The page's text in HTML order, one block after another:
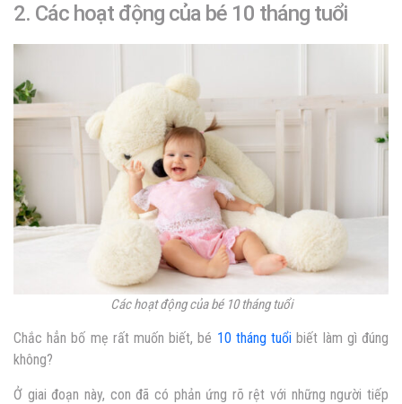
2. Các hoạt động của bé 10 tháng tuổi
Các hoạt động của bé 10 tháng tuổi
Chắc hẳn bố mẹ rất muốn biết, bé 10 tháng tuổi biết làm gì đúng
không?
Ở giai đoạn này, con đã có phản ứng rõ rệt với những người tiếp